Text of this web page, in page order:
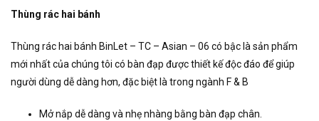
Thùng rác hai bánh
Thùng rác hai bánh BinLet – TC – Asian – 06 có bậc là sản phẩm
mới nhất của chúng tôi có bàn đạp được thiết kế độc đáo để giúp
người dùng dễ dàng hơn, đặc biệt là trong ngành F & B
Mở nắp dễ dàng và nhẹ nhàng bằng bàn đạp chân.